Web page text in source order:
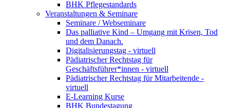
BHK Pflegestandards
Veranstaltungen & Seminare
Seminare / Webseminare
Das palliative Kind – Umgang mit Krisen, Tod
und dem Danach.
Digitalisierungstag - virtuell
Pädiatrischer Rechtstag für
Geschäftsführer*innen - virtuell
Pädiatrischer Rechtstag für Mitarbeitende -
virtuell
E-Learning Kurse
BHK Bundestagung